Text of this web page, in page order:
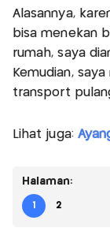
Alasannya,
bisa menekan
rumah, saya
Kemudian,
transport
Lihat juga:
Halaman:
1 2